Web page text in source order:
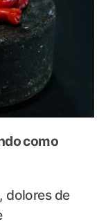
como
dolores de